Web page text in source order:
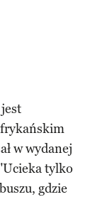
w wydanej
tylko
gdzie